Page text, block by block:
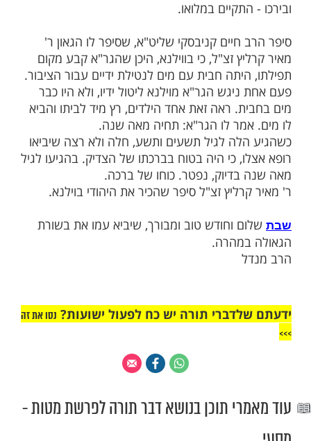
כתוב "איש כי ידור נדר להשם ....לא יחל
היוצא מפיו יעשה". פירשו צדיקים: באם האדם
יחל דברו", אינו עושה דבריו חולין ואינו
הרעורכילות, חס ושלום. אזי "ככל היוצא
מה שמבקש מפיו מהשם יתברך, "יעשה". כך
קדושת דיבורם, כל מה שהוציאו מפיהם
קניבסקי שליט"א, שסיפר לו הגאון ר'
הגר"א מוילנא ליטול ידיו, ולא היו כבר
ראה זאת אחד הילדים, רץ מיד לביתו והביא
לו הגר"א: תחיה מאה שנה.
לגיל תשעים ותשע, חלה ולא רצה שיביאו
כי היה בטוח בברכתו של הצדיק. בהגיעו לגיל
נפטר. כוחו של ברכה.